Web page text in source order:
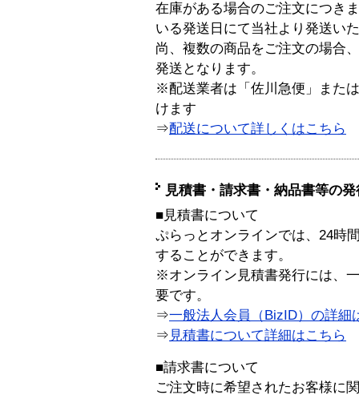
在庫がある場合のご注文につき
いる発送日にて当社より発送い
尚、複数の商品をご注文の場合
発送となります。
※配送業者は「佐川急便」また
けます
⇒配送について詳しくはこちら
見積書・請求書・納品書等の
■見積書について
ぷらっとオンラインでは、24時
することができます。
※オンライン見積書発行には、
要です。
⇒一般法人会員（BizID）の詳細
⇒ 見積書について詳細はこちら
■請求書について
ご注文時に希望されたお客様に